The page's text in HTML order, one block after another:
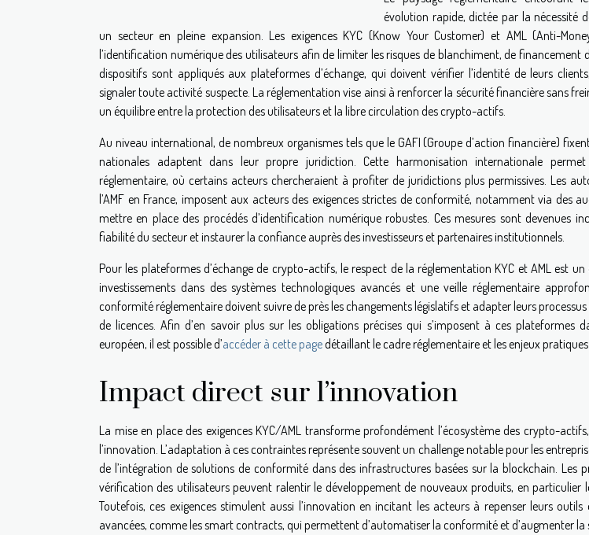
évolution rapide, dictée par la nécessité
un secteur en pleine expansion. Les exigences KYC (Know Your Customer) et AML (Anti-
l’identification numérique des utilisateurs afin de limiter les risques de blanchiment, de financement
dispositifs sont appliqués aux plateformes d’échange, qui doivent vérifier l’identité de leurs
signaler toute activité suspecte. La réglementation vise ainsi à renforcer la sécurité financière sans
un équilibre entre la protection des utilisateurs et la libre circulation des crypto-actifs.
Au niveau international, de nombreux organismes tels que le GAFI (Groupe d’action financière)
nationales adaptent dans leur propre juridiction. Cette harmonisation internationale
réglementaire, où certains acteurs chercheraient à profiter de juridictions plus permissives. Les
l’AMF en France, imposent aux acteurs des exigences strictes de conformité, notamment via des
mettre en place des procédés d’identification numérique robustes. Ces mesures sont devenues
fiabilité du secteur et instaurer la confiance auprès des investisseurs et partenaires institutionnels.
Pour les plateformes d’échange de crypto-actifs, le respect de la réglementation KYC et AML est
investissements dans des systèmes technologiques avancés et une veille réglementaire
conformité réglementaire doivent suivre de près les changements législatifs et adapter leurs
de licences. Afin d’en savoir plus sur les obligations précises qui s’imposent à ces plateformes
européen, il est possible d’accéder à cette pagedétaillant le cadre réglementaire et les enjeux
Impact direct sur l’innovation
La mise en place des exigences KYC/AML transforme profondément l’écosystème des crypto-
l’innovation. L’adaptation à ces contraintes représente souvent un challenge notable pour les
de l’intégration de solutions de conformité dans des infrastructures basées sur la blockchain. Les
vérification des utilisateurs peuvent ralentir le développement de nouveaux produits, en particulier
Toutefois, ces exigences stimulent aussi l’innovation en incitant les acteurs à repenser leurs
avancées, comme les smart contracts, qui permettent d’automatiser la conformité et d’augmenter la